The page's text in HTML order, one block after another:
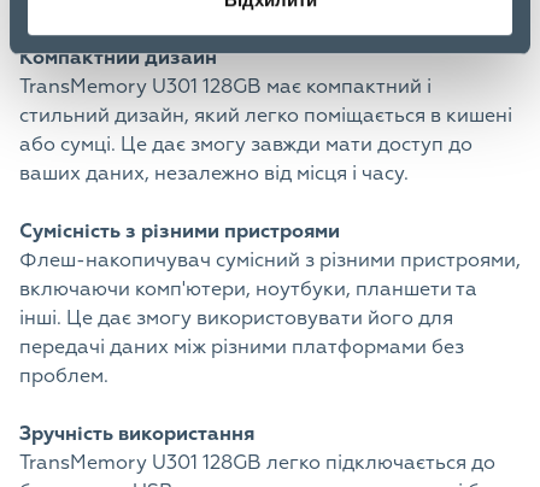
Компактний дизайн
TransMemory U301 128GB має компактний і
стильний дизайн, який легко поміщається в кишені
або сумці. Це дає змогу завжди мати доступ до
ваших даних, незалежно від місця і часу.
Сумісність з різними пристроями
Флеш-накопичувач сумісний з різними пристроями,
включаючи комп'ютери, ноутбуки, планшети та
інші. Це дає змогу використовувати його для
передачі даних між різними платформами без
проблем.
Зручність використання
TransMemory U301 128GB легко підключається до